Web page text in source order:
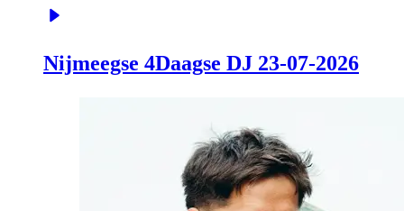
Nijmeegse 4Daagse DJ 23-07-2026